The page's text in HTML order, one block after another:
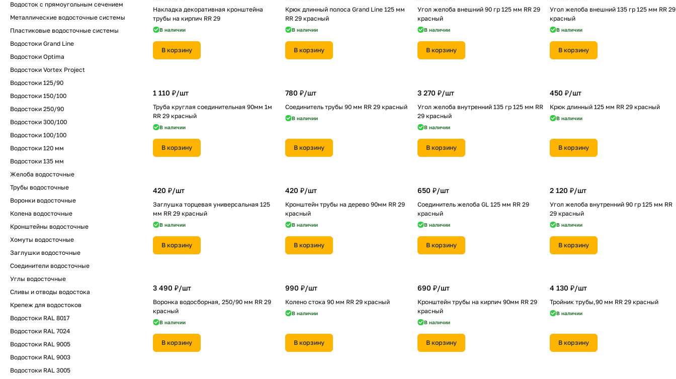
Накладка декоративная кронштейна
трубы на кирпич RR 29
В наличии
В корзину
Крюк длинный полоса Grand Line 125 мм
RR 29 красный
В наличии
В корзину
Угол желоба внешний 90 гр 125 мм RR 29
красный
В наличии
В корзину
Угол желоба внешний 135 гр 125 мм RR 29
красный
В наличии
В корзину
1 110 ₽/шт
Труба круглая соединительная 90мм 1м
RR 29 красный
В наличии
В корзину
780 ₽/шт
Соединитель трубы 90 мм RR 29 красный
В наличии
В корзину
3 270 ₽/шт
Угол желоба внутренний 135 гр 125 мм RR
29 красный
В наличии
В корзину
450 ₽/шт
Крюк длинный 125 мм RR 29 красный
В наличии
В корзину
420 ₽/шт
Заглушка торцевая универсальная 125
мм RR 29 красный
В наличии
В корзину
420 ₽/шт
Кронштейн трубы на дерево 90мм RR 29
красный
В наличии
В корзину
650 ₽/шт
Соединитель желоба GL 125 мм RR 29
красный
В наличии
В корзину
2 120 ₽/шт
Угол желоба внутренний 90 гр 125 мм RR
29 красный
В наличии
В корзину
3 490 ₽/шт
Воронка водосборная, 250/90 мм RR 29
красный
В наличии
В корзину
990 ₽/шт
Колено стока 90 мм RR 29 красный
В наличии
В корзину
690 ₽/шт
Кронштейн трубы на кирпич 90мм RR 29
красный
В наличии
В корзину
4 130 ₽/шт
Тройник трубы,90 мм RR 29 красный
В наличии
В корзину
Водосток с прямоугольным сечением
Металлические водосточные системы
Пластиковые водосточные системы
Водостоки Grand Line
Водостоки Optima
Водостоки Vortex Project
Водостоки 125/90
Водостоки 150/100
Водостоки 250/90
Водостоки 300/100
Водостоки 100/100
Водостоки 120 мм
Водостоки 135 мм
Желоба водосточные
Трубы водосточные
Воронки водосточные
Колена водосточные
Кронштейны водосточные
Хомуты водосточные
Заглушки водосточные
Соединители водосточные
Углы водосточные
Сливы и отводы водостока
Крепеж для водостоков
Водостоки RAL 8017
Водостоки RAL 7024
Водостоки RAL 9005
Водостоки RAL 9003
Водостоки RAL 3005